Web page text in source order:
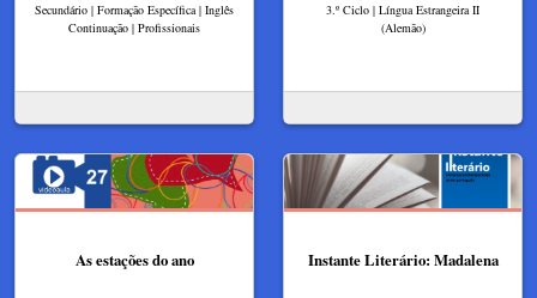
Secundário | Formação Específica | Inglês
Continuação | Profissionais
3.º Ciclo | Língua Estrangeira II
(Alemão)
As estações do ano Instante Literário: Madalena